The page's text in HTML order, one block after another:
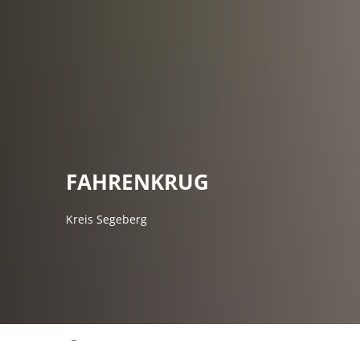
FAHRENKRUG
Kreis Segeberg